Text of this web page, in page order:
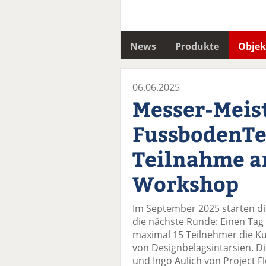
News Produkte
06.06.2025
Messer-
Teilnahme
Workshop
Im September 2025 starten
die nächste Runde: Einen
maximal 15 Teilnehmer die
von Designbelagsintarsien.
und Ingo Aulich von Project